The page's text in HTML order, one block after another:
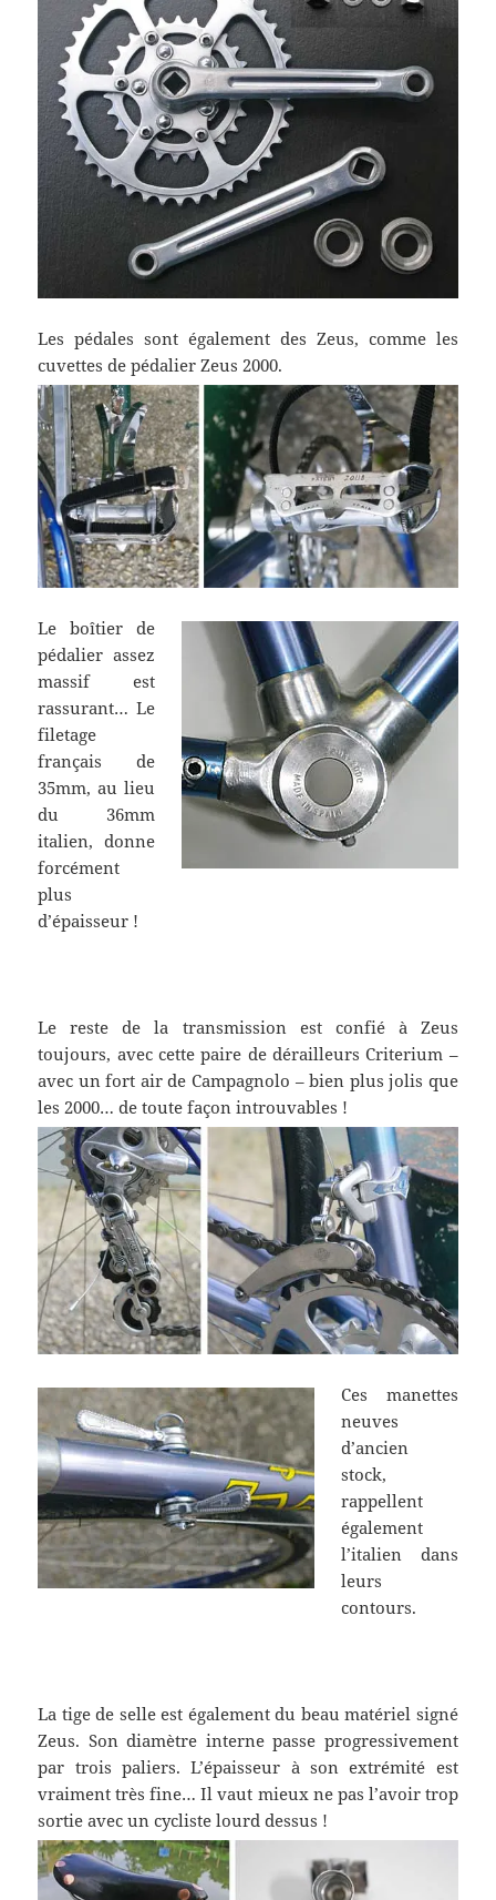
Les pédales sont également des Zeus, comme les
cuvettes de pédalier Zeus 2000.
Le boîtier de
pédalier assez
massif est
rassurant… Le
filetage
français de
35mm, au lieu
du 36mm
italien, donne
forcément
plus
d’épaisseur !
Le reste de la transmission est confié à Zeus
toujours, avec cette paire de dérailleurs Criterium –
avec un fort air de Campagnolo – bien plus jolis que
les 2000… de toute façon introuvables !
Ces manettes
neuves
d’ancien
stock,
rappellent
également
l’italien dans
leurs
contours.
La tige de selle est également du beau matériel signé
Zeus. Son diamètre interne passe progressivement
par trois paliers. L’épaisseur à son extrémité est
vraiment très fine… Il vaut mieux ne pas l’avoir trop
sortie avec un cycliste lourd dessus !